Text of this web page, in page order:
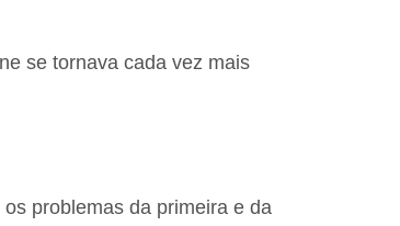
se tornava cada vez mais
problemas da primeira e da